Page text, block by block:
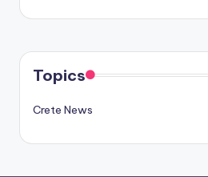
Topics
Crete News